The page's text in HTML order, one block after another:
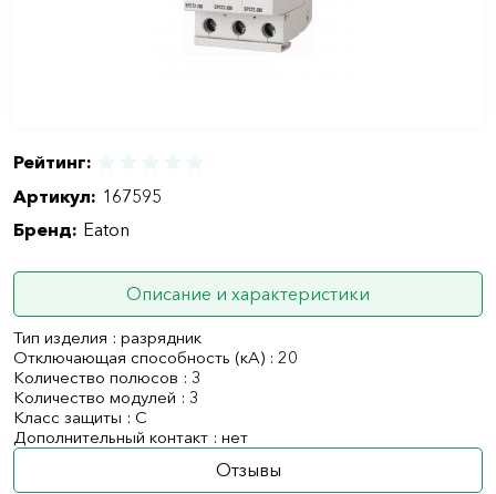
Рейтинг:
Артикул: 167595
Бренд: Eaton
Описание и характеристики
Тип изделия : разрядник
Отключающая способность (кА) : 20
Количество полюсов : 3
Количество модулей : 3
Класс защиты : C
Дополнительный контакт : нет
Отзывы